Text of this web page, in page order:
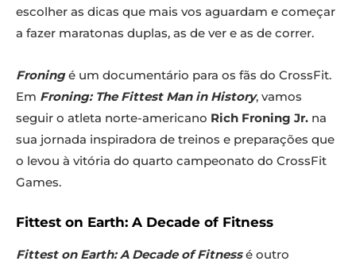
escolher as dicas que mais vos aguardam e começar
a fazer maratonas duplas, as de ver e as de correr.
Froning é um documentário para os fãs do CrossFit.
Em Froning: The Fittest Man in History, vamos
seguir o atleta norte-americano Rich Froning Jr. na
sua jornada inspiradora de treinos e preparações que
o levou à vitória do quarto campeonato do CrossFit
Games.
Fittest on Earth: A Decade of Fitness
Fittest on Earth: A Decade of Fitnessé outro